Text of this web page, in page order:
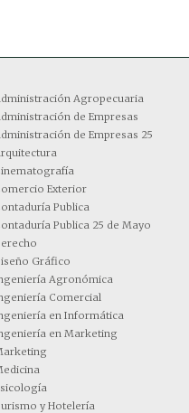
Agropecuaria
de Empresas
de Empresas 25
Exterior
Publica
Publica 25 de Mayo
Gráfico
Agronómica
Comercial
en Informática
en Marketing
y Hotelería